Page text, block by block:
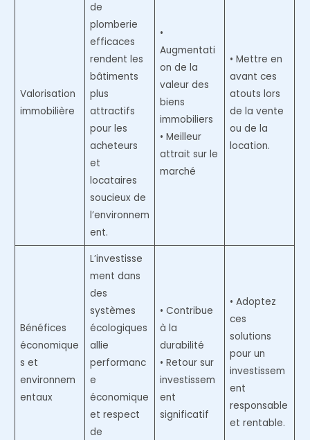
Valorisation
immobilière
de
plomberie
efficaces
rendent les
bâtiments
plus
attractifs
pour les
acheteurs
et
locataires
soucieux de
l’environnem
ent.
•
Augmentati
on de la
valeur des
biens
immobiliers
• Meilleur
attrait sur le
marché
• Mettre en
avant ces
atouts lors
de la vente
ou de la
location.
Bénéfices
économique
s et
environnem
entaux
L’investisse
ment dans
des
systèmes
écologiques
allie
performanc
e
économique
et respect
de
• Contribue
à la
durabilité
• Retour sur
investissem
ent
significatif
• Adoptez
ces
solutions
pour un
investissem
ent
responsable
et rentable.